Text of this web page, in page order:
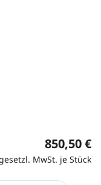
850,50 €
MwSt. je Stück